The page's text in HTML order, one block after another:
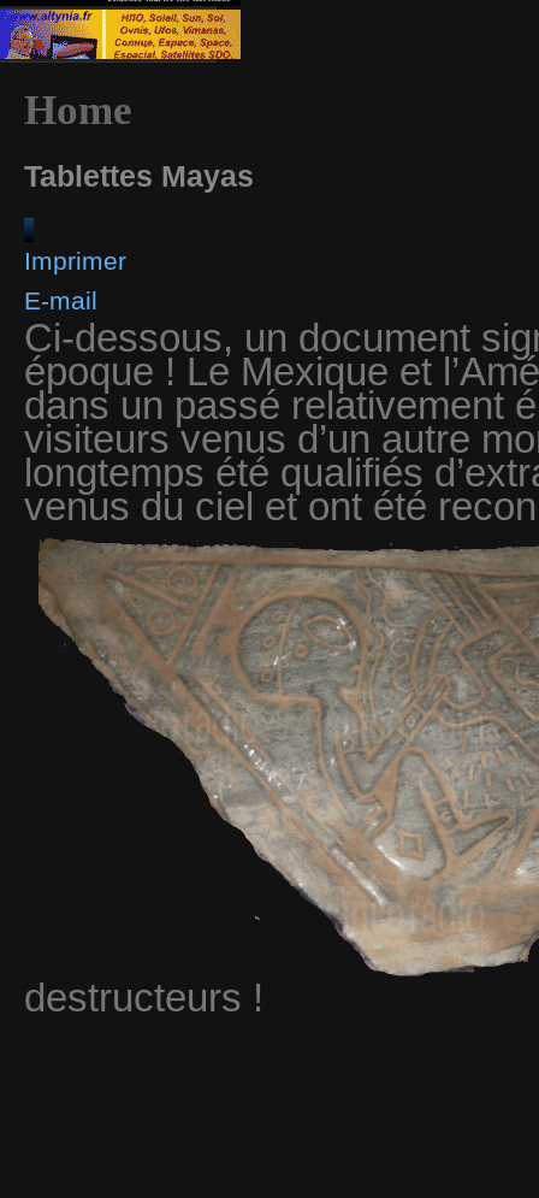
Home
Tablettes Mayas
Imprimer
E-mail
Ci-dessous, un document
époque ! Le Mexique et
dans un passé relativement
visiteurs venus d’un autre
longtemps été qualifiés
venus du ciel et ont été
destructeurs !